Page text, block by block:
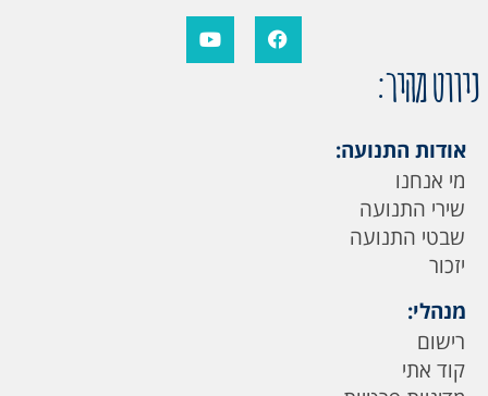
ניווט מהיר:
אודות התנועה:
מי אנחנו
שירי התנועה
שבטי התנועה
יזכור
מנהלי:
רישום
קוד אתי